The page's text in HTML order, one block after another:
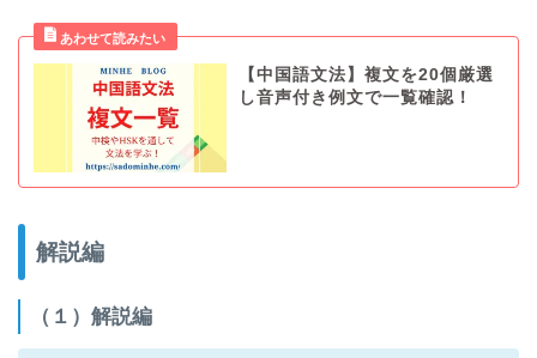
【中国語文法】複文を20個厳選
し音声付き例文で一覧確認！
解説編
（１）解説編